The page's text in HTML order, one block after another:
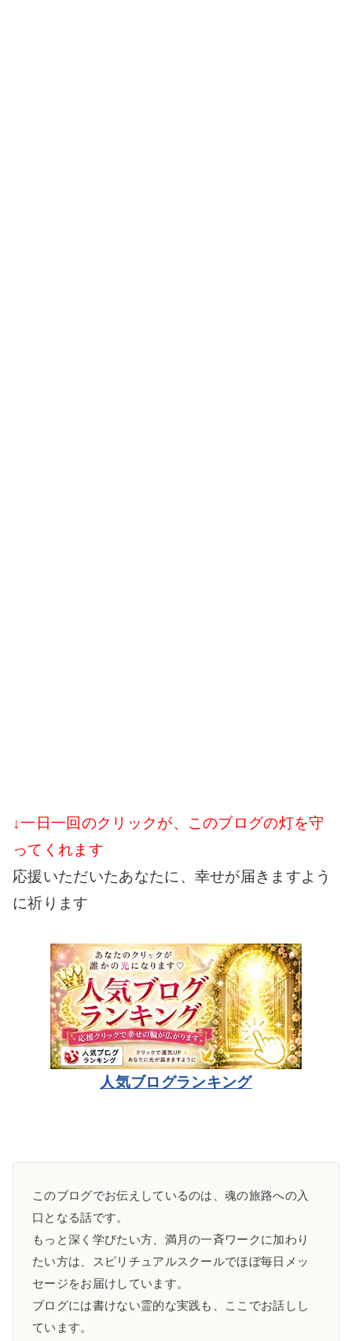
↓一日一回のクリックが、このブログの灯を守
ってくれます
応援いただいたあなたに、幸せが届きますよう
に祈ります
人気ブログランキング
このブログでお伝えしているのは、魂の旅路への入
口となる話です。
もっと深く学びたい方、満月の一斉ワークに加わり
たい方は、スピリチュアルスクールでほぼ毎日メッ
セージをお届けしています。
ブログには書けない霊的な実践も、ここでお話しし
ています。